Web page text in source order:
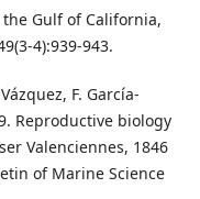
Gulf of California,
4):939-943.
F. García-
Reproductive biology
Valenciennes, 1846
of Marine Science